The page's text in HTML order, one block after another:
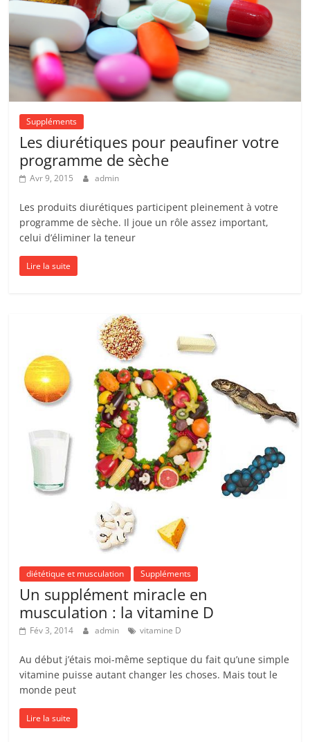
Suppléments
Les diurétiques pour peaufiner votre
programme de sèche
Avr 9, 2015 admin
Les produits diurétiques participent pleinement à votre
programme de sèche. Il joue un rôle assez important,
celui d’éliminer la teneur
Lire la suite
diététique et musculation Suppléments
Un supplément miracle en
musculation : la vitamine D
Fév 3, 2014 admin vitamine D
Au début j’étais moi-même septique du fait qu’une simple
vitamine puisse autant changer les choses. Mais tout le
monde peut
Lire la suite